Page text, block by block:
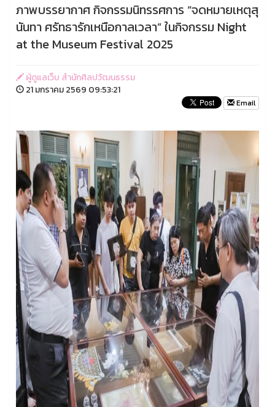
ภาพบรรยากาศ กิจกรรมนิทรรศการ “จดหมายเหตุสุ
นันทา ศรัทธารักเหนือกาลเวลา” ในกิจกรรม Night
at the Museum Festival 2025
ผู้ดูแลเว็บ สำนักศิลปวัฒนธรรม
21 มกราคม 2569 09:53:21
Email